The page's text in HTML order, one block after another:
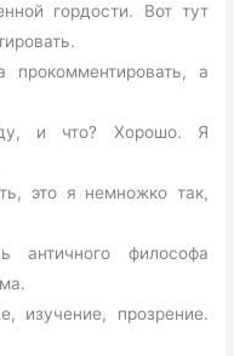
гордости. Вот тут
а
и что? Хорошо. Я
это я немножко так,
философа
изучение, прозрение.